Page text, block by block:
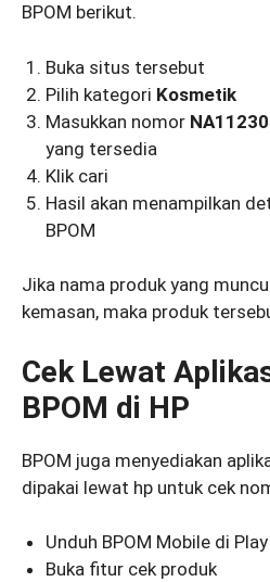
BPOM berikut.
Buka situs tersebut
Pilih kategori Kosmetik
Masukkan nomor
yang tersedia
Klik cari
Hasil akan menampilkan
BPOM
Jika nama produk yang
kemasan, maka produk
Cek Lewat
BPOM di HP
BPOM juga menyediakan
dipakai lewat hp untuk cek
Unduh BPOM Mobile di
Buka fitur cek produk